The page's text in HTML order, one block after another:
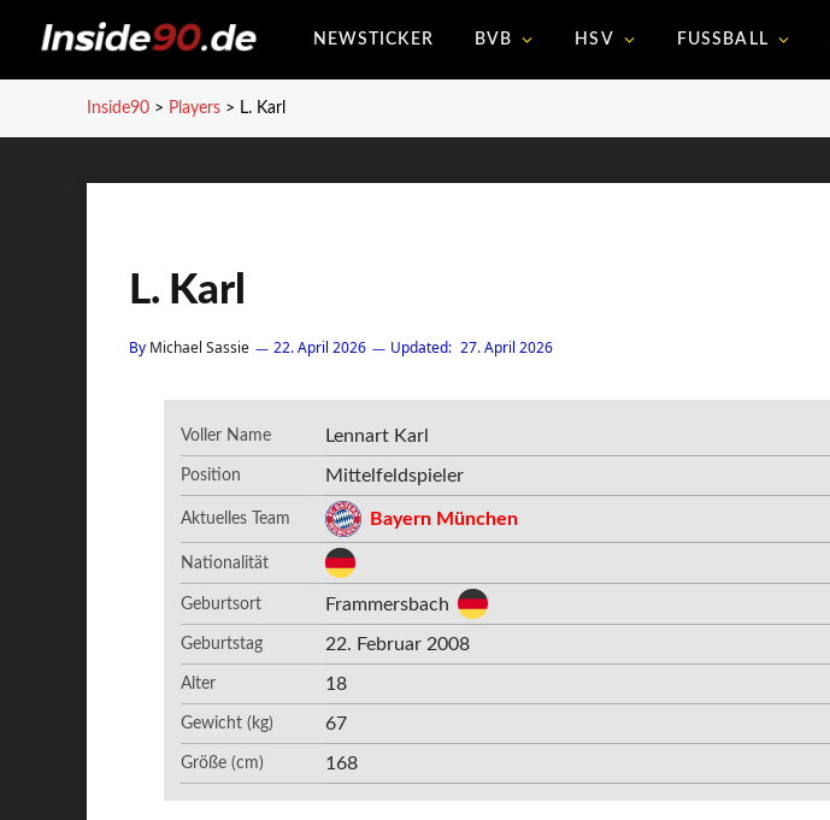
NEWSTICKER BVB HSV FUSSBALL
Inside90 > Players > L. Karl
L. Karl
By Michael Sassie 22. April 2026 Updated: 27. April 2026
Voller Name Lennart Karl
Position Mittelfeldspieler
Aktuelles Team Bayern München
Nationalität
Geburtsort Frammersbach
Geburtstag 22. Februar 2008
Alter 18
Gewicht (kg) 67
Größe (cm) 168